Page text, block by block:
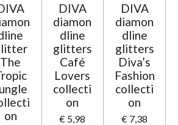
The
on
DIVA
diamon
dline
glitters
Café
Lovers
collecti
on
€ 5,98
DIVA
diamon
dline
glitters
Diva’s
Fashion
collecti
on
€ 7,38